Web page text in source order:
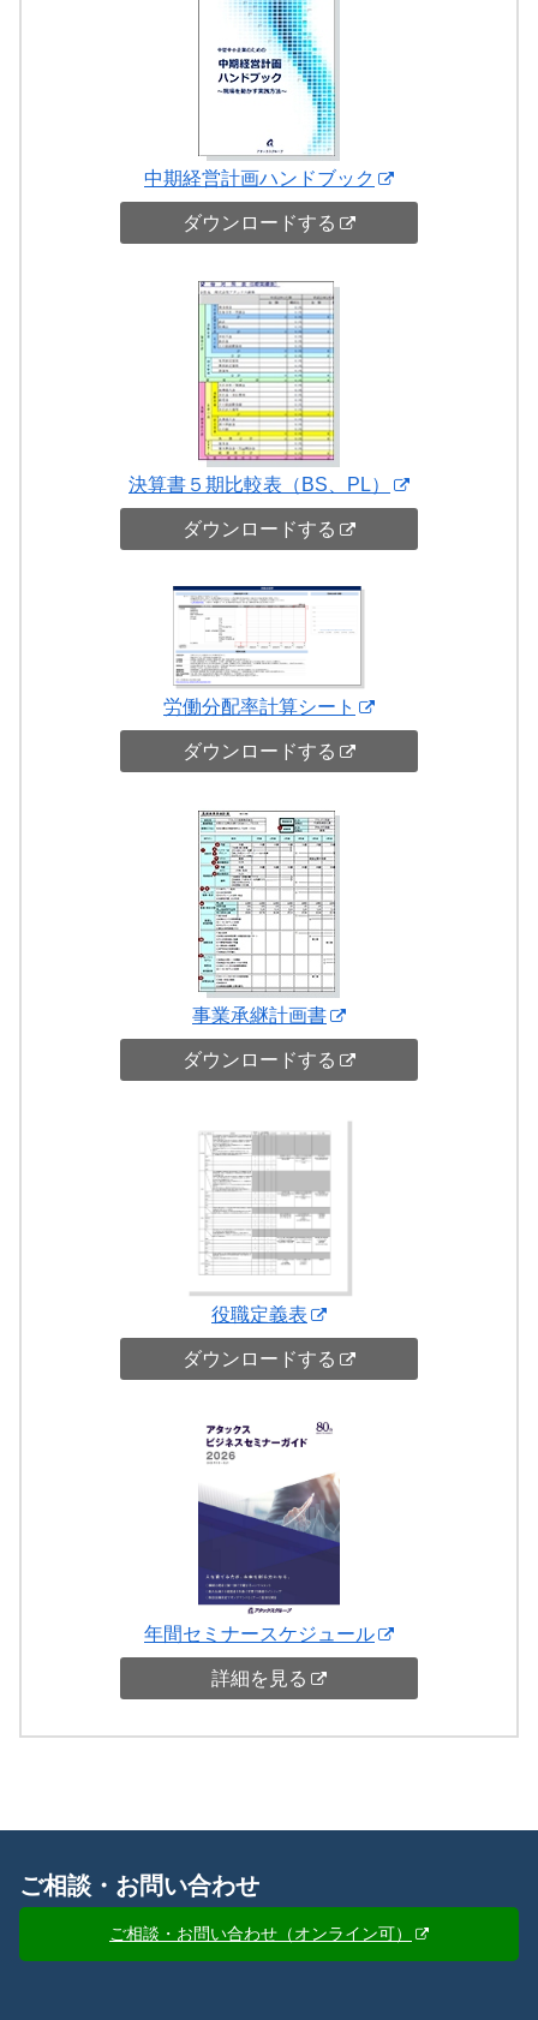
中期経営計画ハンドブック
ダウンロードする
決算書５期比較表（BS、PL）
ダウンロードする
労働分配率計算シート
ダウンロードする
事業承継計画書
ダウンロードする
役職定義表
ダウンロードする
年間セミナースケジュール
詳細を見る
ご相談・お問い合わせ
ご相談・お問い合わせ（オンライン可）